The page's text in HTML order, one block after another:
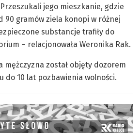
jego mieszkanie, gdzie
90 gramów ziela konopi w różnej
substancje trafiły do
– relacjonowała Weronika Rak.
mężczyzna został objęty dozorem
do 10 lat pozbawienia wolności.